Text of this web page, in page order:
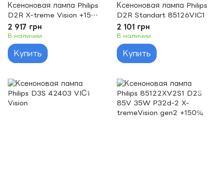
Ксеноновая лампа Philips
D2R X-treme Vision +150
85126 XV2 C1
2 917 грн
В наличии
Купить
Ксеноновая лампа Philips
D2R Standart 85126VIC1
2 101 грн
В наличии
Купить